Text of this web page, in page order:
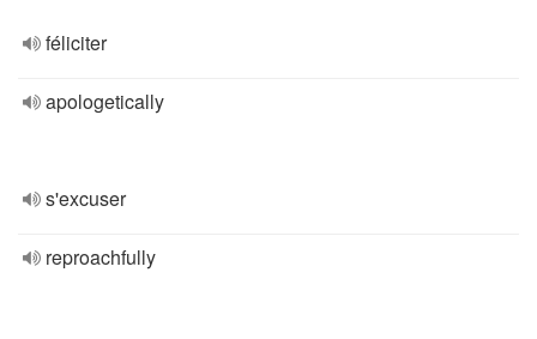
féliciter
apologetically
s'excuser
reproachfully